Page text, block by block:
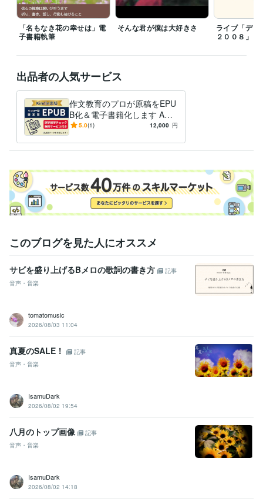
クリエイター / 作家 経験年数 : 3年
クリエイター / 音楽家・作曲家・作詞家 経験年数 : 20年
ライフスタイル・その他 / 講師・インストラクター 経験年数 : 3年
職歴
四日市市立常磐小学校 2011年3月 ~ 2020年2月
四日市市立東橋北小学校 2002年3月 ~ 2011年2月
桑名郡長島町立長島中部小学校 1994年3月 ~ 2002年2月
四日市市立笹川東小学校、神前小学校、羽津小学校、三重西小学校
991年3月 ~ 1994年2月
株式会社 鈴鹿英数学院
名古屋市立当知小学校 2024年8月 ~ 2025年2月
受賞歴
「あなたに届け！この歌よ」電子書籍Amazon8部門で第1位 「名も
なき花の幸せは」電子書籍Amazon８部門で第１位
小学校教諭免許 取得年 : 1990年
普通自動車第一種運転免許
日本漢字能力検定2級 取得年 : 2006年
ビジネス・クリエイティブツール
Word:20年Canva:2年
得意分野
音楽制作・ナレーション
ライティング・翻訳 執筆代行・文章作成＆校正・リライト
校正
皇學館大学 1983年3月 ~ 1989年2月
英語 日常会話レベル
「名もなき花の幸せは」電
子書籍執筆
そんな君が僕は大好きさ
ライブ「ディ
２００８」
出品者の人気サービス
作文教育のプロが原稿をEPU
B化＆電子書籍化します Ama
zonランキング１位作家によ
5.0(1) 12,000 円
このブログを見た人にオススメ
サビを盛り上げるBメロの歌詞の書き方
記事
音声・音楽
tomatomusic
2026/08/03 11:04
真夏のSALE！
記事
音声・音楽
IsamuDark
2026/08/02 19:54
八月のトップ画像
記事
音声・音楽
IsamuDark
2026/08/02 14:18